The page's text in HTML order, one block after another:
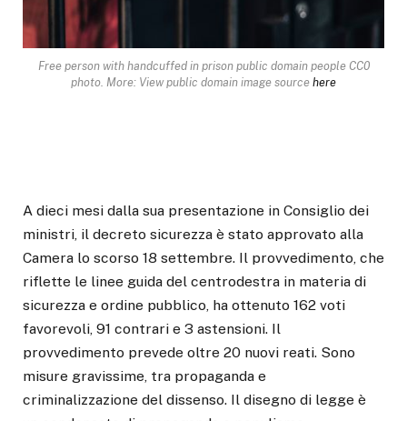
Free person with handcuffed in prison public domain people CC0
photo. More: View public domain image source here
A dieci mesi dalla sua presentazione in Consiglio dei
ministri, il decreto sicurezza è stato approvato alla
Camera lo scorso 18 settembre. Il provvedimento, che
riflette le linee guida del centrodestra in materia di
sicurezza e ordine pubblico, ha ottenuto 162 voti
favorevoli, 91 contrari e 3 astensioni. Il
provvedimento prevede oltre 20 nuovi reati. Sono
misure gravissime, tra propaganda e
criminalizzazione del dissenso. Il disegno di legge è